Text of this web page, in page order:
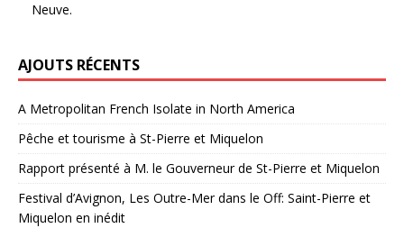
Neuve.
AJOUTS RÉCENTS
A Metropolitan French Isolate in North America
Pêche et tourisme à St-Pierre et Miquelon
Rapport présenté à M. le Gouverneur de St-Pierre et Miquelon
Festival d’Avignon, Les Outre-Mer dans le Off: Saint-Pierre et
Miquelon en inédit